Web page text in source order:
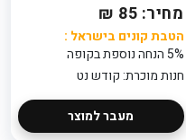
מחיר: 85 ₪
הטבת קונים בישראל :
5% הנחה נוספת בקופה
חנות מוכרת: קודש נט
מעבר למוצר